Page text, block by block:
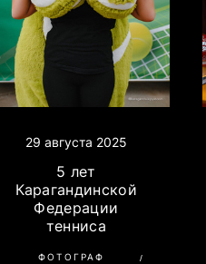
29 августа 2025
5 лет
Карагандинской
Федерации
тенниса
ФОТОГРАФ